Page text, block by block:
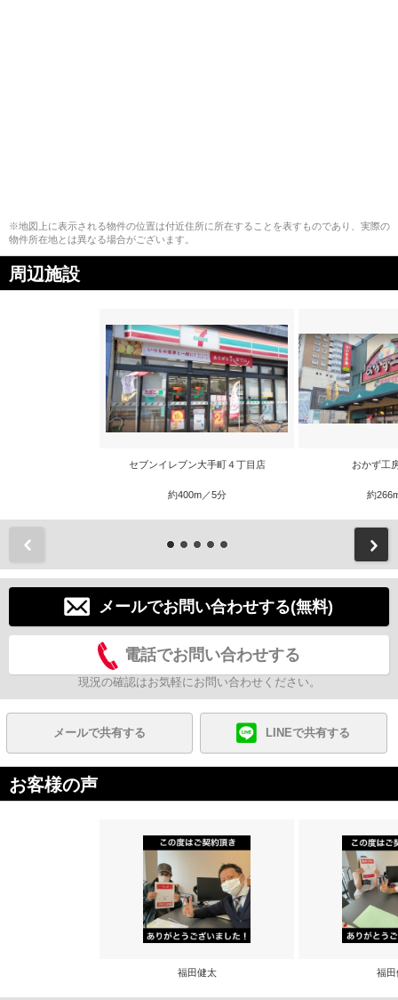
※地図上に表示される物件の位置は付近住所に所在することを表すものであり、実際の
物件所在地とは異なる場合がございます。
周辺施設
セブンイレブン大手町４丁目店
約400m／5分
おかず工
約
メールでお問い合わせする(無料)
電話でお問い合わせする
現況の確認はお気軽にお問い合わせください。
メールで共有する LINEで共有する
お客様の声
福田健太 福田